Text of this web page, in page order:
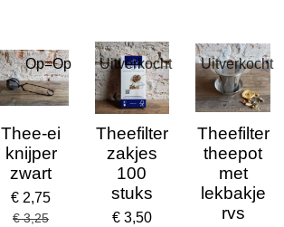
Op=Op
Thee-ei
knijper
zwart
€ 2,75
€ 3,25
Uitverkocht
Theefilter
zakjes
100
stuks
€ 3,50
Uitverkocht
Theefilter
theepot
met
lekbakje
rvs